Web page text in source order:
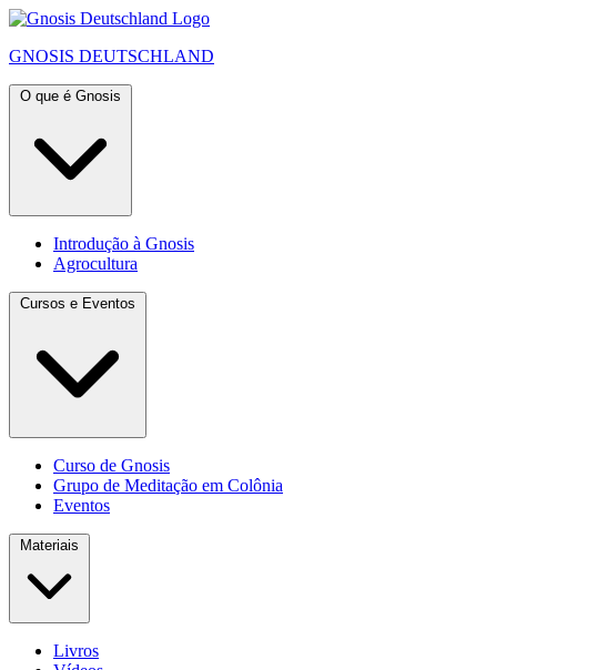
GNOSIS DEUTSCHLAND
O que é Gnosis
Introdução à Gnosis
Agrocultura
Cursos e Eventos
Curso de Gnosis
Grupo de Meditação em Colônia
Eventos
Materiais
Livros